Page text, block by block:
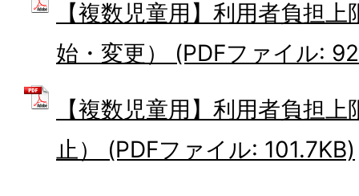
【複数児童用】利用者負担
始・変更） (PDFファイル:
【複数児童用】利用者負担
止） (PDFファイル: 101.7KB)